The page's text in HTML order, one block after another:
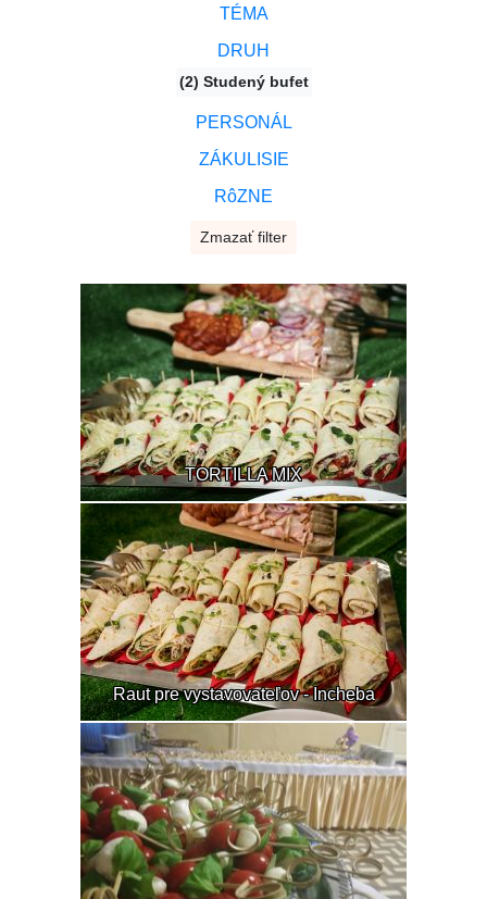
TÉMA
DRUH
(2) Studený bufet
PERSONÁL
ZÁKULISIE
RôZNE
Zmazať filter
TORTILLA MIX
Raut pre vystavovateľov - Incheba